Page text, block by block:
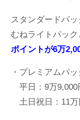
スタンダードパ
むねライトパック
ポイントが6万
・プレミアムパッ
平日：9万9,000
土日祝日：11万